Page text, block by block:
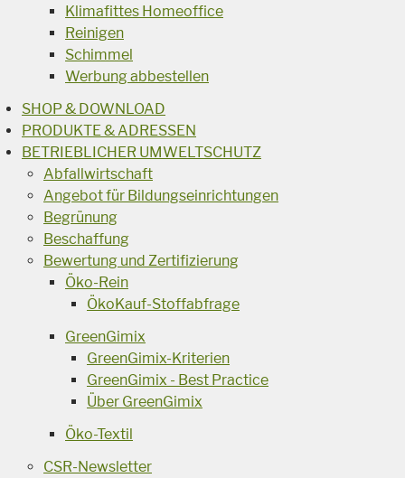
Klimafittes Homeoffice
Reinigen
Schimmel
Werbung abbestellen
SHOP & DOWNLOAD
PRODUKTE & ADRESSEN
BETRIEBLICHER UMWELTSCHUTZ
Abfallwirtschaft
Angebot für Bildungseinrichtungen
Begrünung
Beschaffung
Bewertung und Zertifizierung
Öko-Rein
ÖkoKauf-Stoffabfrage
GreenGimix
GreenGimix-Kriterien
GreenGimix - Best Practice
Über GreenGimix
Öko-Textil
CSR-Newsletter